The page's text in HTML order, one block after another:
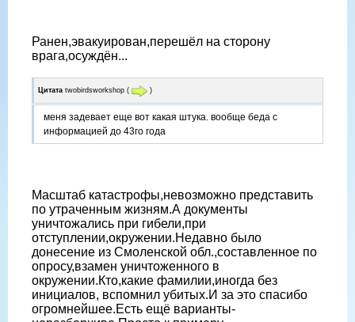
Ранен,эвакуирован,перешёл на сторону
врага,осуждён...
Цитата twobirdsworkshop ( )
меня задевает еще вот какая штука. вообще беда с
информацией до 43го года
Масштаб катастрофы,невозможно представить
по утраченным жизням.А документы
уничтожались при гибели,при
отступлении,окружении.Недавно было
донесение из Смоленской обл.,составленное по
опросу,взамен уничтоженного в
окружении.Кто,какие фамилии,иногда без
инициалов, вспомнил убитых.И за это спасибо
огромнейшее.Есть ещё варианты-